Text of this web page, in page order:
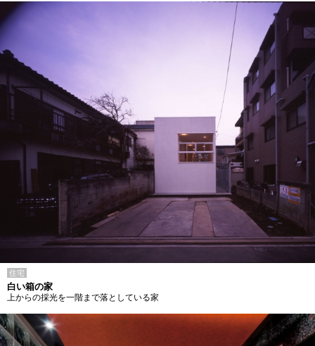
住宅
白い箱の家
上からの採光を一階まで落としている家